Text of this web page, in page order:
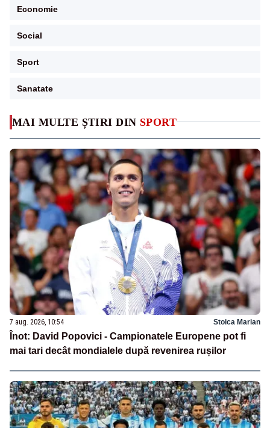
MAI MULTE ȘTIRI DIN SPORT
7 aug. 2026, 10:54 Stoica Marian
Înot: David Popovici - Campionatele Europene pot fi
mai tari decât mondialele după revenirea rușilor
Economie
Social
Sport
Sanatate